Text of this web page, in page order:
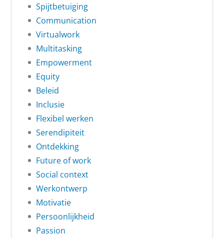
Spijtbetuiging
Communication
Virtualwork
Multitasking
Empowerment
Equity
Beleid
Inclusie
Flexibel werken
Serendipiteit
Ontdekking
Future of work
Social context
Werkontwerp
Motivatie
Persoonlijkheid
Passion